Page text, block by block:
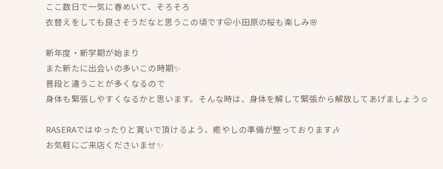
ここ数日で一気に春めいて、そろそろ
衣替えをしても良さそうだなと思うこの頃です🤭小田原の桜も楽しみ🌸
新年度・新学期が始まり
また新たに出会いの多いこの時期✨
普段と違うことが多くなるので
身体も緊張しやすくなるかと思います。そんな時は、身体を解して緊張から解放してあげましょう☺
RASERAではゆったりと寛いで頂けるよう、癒やしの準備が整っております🎶
お気軽にご来店くださいませ✨